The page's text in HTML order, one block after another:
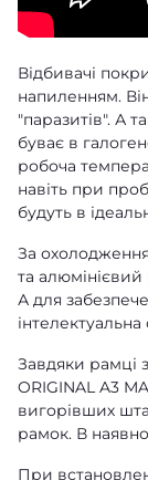
Відбивачі
напиленням.
"паразитів". А
буває в
робоча
навіть при
будуть в
За
та алюмінієвий
А для
Завдяки рамці
ORIGINAL A3
вигорівших
рамок. В
При